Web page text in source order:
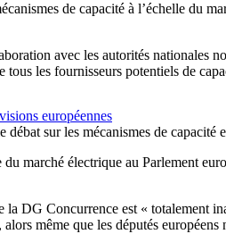
de capacité à l’échelle du
avec les autorités nationales
les fournisseurs potentiels de
européennes
débat sur les mécanismes de
marché électrique au Parlement
DG Concurrence est « totalement
même que les députés